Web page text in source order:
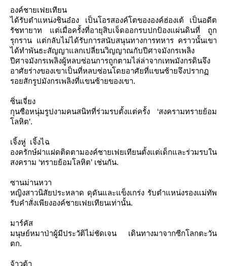
องค์ชายเฟยเทียน
ได้รับตำแหน่งชินอ๋อง เป็นโอรสองค์โตขององค์ฮ่องเต้ เป็นอดีต
รัชทายาท แต่เมื่อครั้งที่อายุสิบเจ็ดออกรบปกป้องแผ่นดินที่ ถูก
รุกราน แต่กลับไม่ได้รับการสนับสนุนทางการทหาร คราวนั้นเขา
ได้ทำพันธะสัญญาแลกเปลี่ยนวิญญาณกับปีศาจมังกรเพลิง
ปีศาจมังกรเพลิงผู้หลบซ่อนการถูกตามไล่ล่าจากเทพมังกรดินจึง
อาศัยร่างของเขาเป็นที่หลบซ่อนโดยอาศัยที่แขนซ้ายจึงปราก
รอยสักรูปมังกรเพลิงที่แขนซ้ายของเขา.
ซิ่นเจี่ยง
กุนซือหนุ่มรูปงามคนสนิทที่ร่วมรบตั้งแต่ครั้ง ‘สงครามทรายย้อม
ลหิต’.
เจิ้งหู่ เจิ้งไฉ
องครักษ์ฝาแฝดติดตามองค์ชายเฟยเทียนตั้งแต่เด็กและร่วมรบใน
สงคราม ‘ทรายย้อมโลหิต’ เช่นกัน.
ซานม่านหวา
หญิงสาวนิสัยประหลาด ดุดันและแข็งเกร่ง รับตำแหน่งรองแม่ทัพ
รับคำสั่งเพียงองค์ชายเฟยเทียนเท่านั้น.
มาร์คัส
มนุษย์หมาป่าผู้มีประวัติไม่ชัดเจน เดินทางมาจากซีกโลกตะวัน
ตก.
จ้าวต้า